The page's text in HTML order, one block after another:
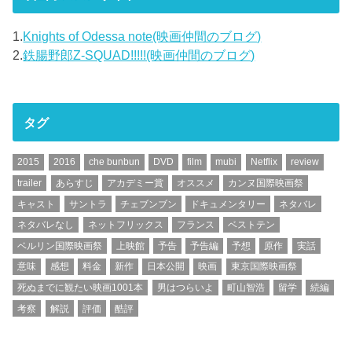
1.Knights of Odessa note(映画仲間のブログ)
2.鉄腸野郎Z-SQUAD!!!!!(映画仲間のブログ)
タグ
2015 2016 che bunbun DVD film mubi Netflix
review
trailer
あらすじ アカデミー賞 オススメ
カンヌ国際映画祭
キャスト
サントラ チェブンブン ドキュメンタリー
ネタバレ
ネタバレなし
ネットフリックス フランス
ベストテン
ベルリン国際映画祭
上映館 予告 予告編 予想 原作
実話
意味
感想 料金 新作 日本公開 映画
東京国際映画祭
死ぬまでに観たい映画1001本
男はつらいよ 町山智浩 留学
続編
考察
解説 評価 酷評